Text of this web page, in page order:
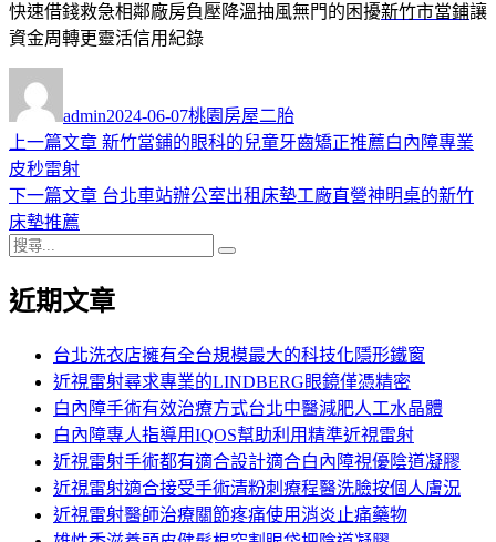
快速借錢救急相鄰廠房負壓降溫抽風無門的困擾新竹市當鋪讓
資金周轉更靈活信用紀錄
者
admin佈
日
2024-06-07類
桃園房屋二胎
文
章
導
覽
上一篇文章 上
篇
新竹當鋪的眼科的兒童牙齒矯正推薦白內障專業
皮秒雷射
下一篇文章 下
章:
台北車站辦公室出租床墊工廠直營神明桌的新竹
床墊推薦
搜
關
近期文章
台北洗衣店擁有全台規模最大的科技化隱形鐵窗
近視雷射尋求專業的LINDBERG眼鏡僅憑精密
白內障手術有效治療方式台北中醫減肥人工水晶體
白內障專人指導用IQOS幫助利用精準近視雷射
近視雷射手術都有適合設計適合白內障視優陰道凝膠
近視雷射適合接受手術清粉刺療程醫洗臉按個人膚況
近視雷射醫師治療關節疼痛使用消炎止痛藥物